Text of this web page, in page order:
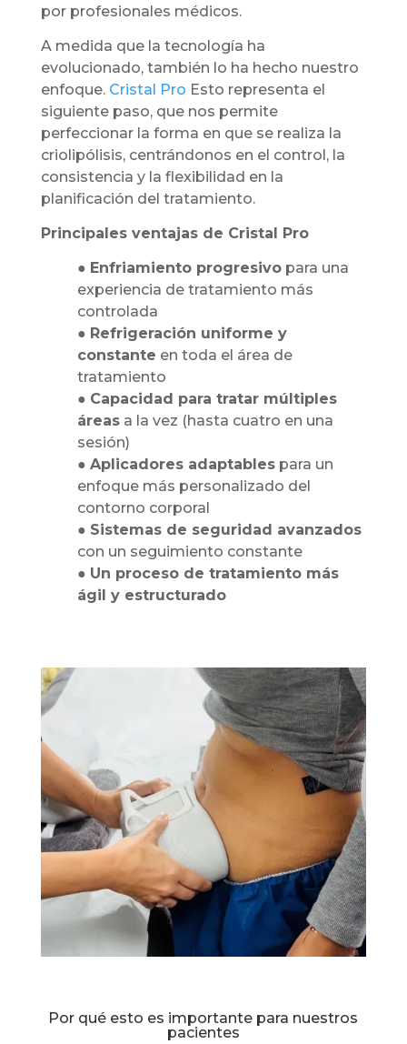
por profesionales médicos.
A medida que la tecnología ha
evolucionado, también lo ha hecho nuestro
enfoque. Cristal Pro Esto representa el
siguiente paso, que nos permite
perfeccionar la forma en que se realiza la
criolipólisis, centrándonos en el control, la
consistencia y la flexibilidad en la
planificación del tratamiento.
Principales ventajas de Cristal Pro
● Enfriamiento progresivopara una
experiencia de tratamiento más
controlada
● Refrigeración uniforme y
constante en toda el área de
tratamiento
● Capacidad para tratar múltiples
áreasa la vez (hasta cuatro en una
sesión)
● Aplicadores adaptablespara un
enfoque más personalizado del
contorno corporal
● Sistemas de seguridad avanzados
con un seguimiento constante
● Un proceso de tratamiento más
ágil y estructurado
Por qué esto es importante para nuestros
pacientes